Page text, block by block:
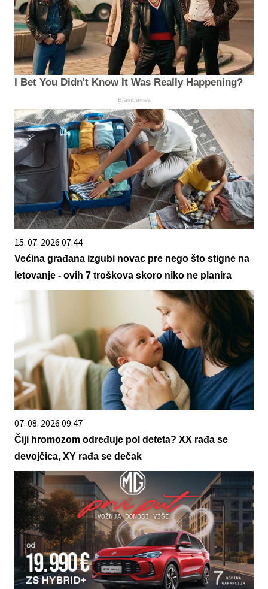
I Bet You Didn't Know It Was Really Happening?
Brainberries
15. 07. 2026 07:44
Većina građana izgubi novac pre nego što stigne na
letovanje - ovih 7 troškova skoro niko ne planira
07. 08. 2026 09:47
Čiji hromozom određuje pol deteta? XX rađa se
devojčica, XY rađa se dečak